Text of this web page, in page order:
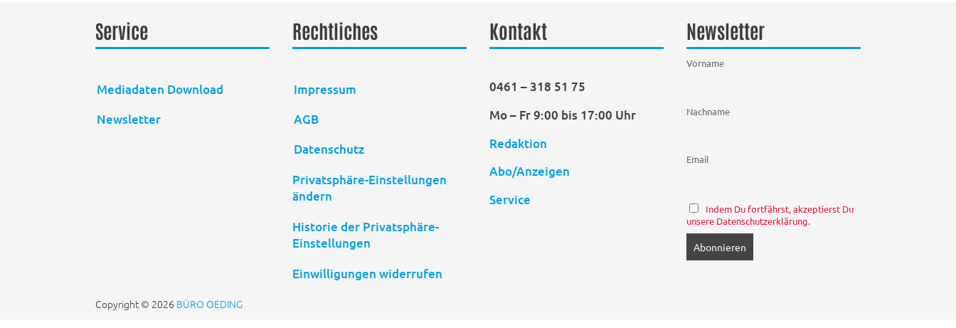
Service
Mediadaten Download
Newsletter
Rechtliches
Impressum
AGB
Datenschutz
Privatsphäre-Einstellungen
ändern
Historie der Privatsphäre-
Einstellungen
Einwilligungen widerrufen
Kontakt
0461 – 318 51 75
Mo – Fr 9:00 bis 17:00 Uhr
Redaktion
Abo/Anzeigen
Service
Newsletter
Vorname
Nachname
Email
Indem Du fortfährst, akzeptierst Du
unsere Datenschutzerklärung.
Copyright © 2026 BÜRO OEDING